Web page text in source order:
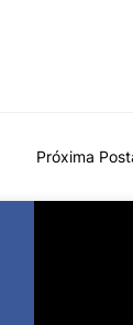
Próxima